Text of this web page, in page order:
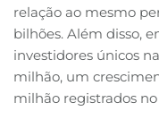
relação ao mesmo
bilhões. Além disso,
investidores únicos
milhão, um
milhão registrados